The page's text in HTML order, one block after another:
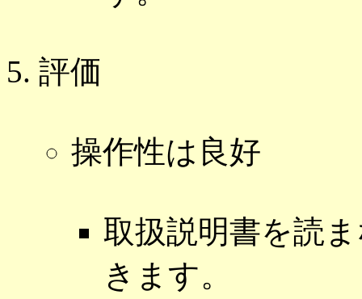
評価
操作性は良好
取扱説明書を読
きます。